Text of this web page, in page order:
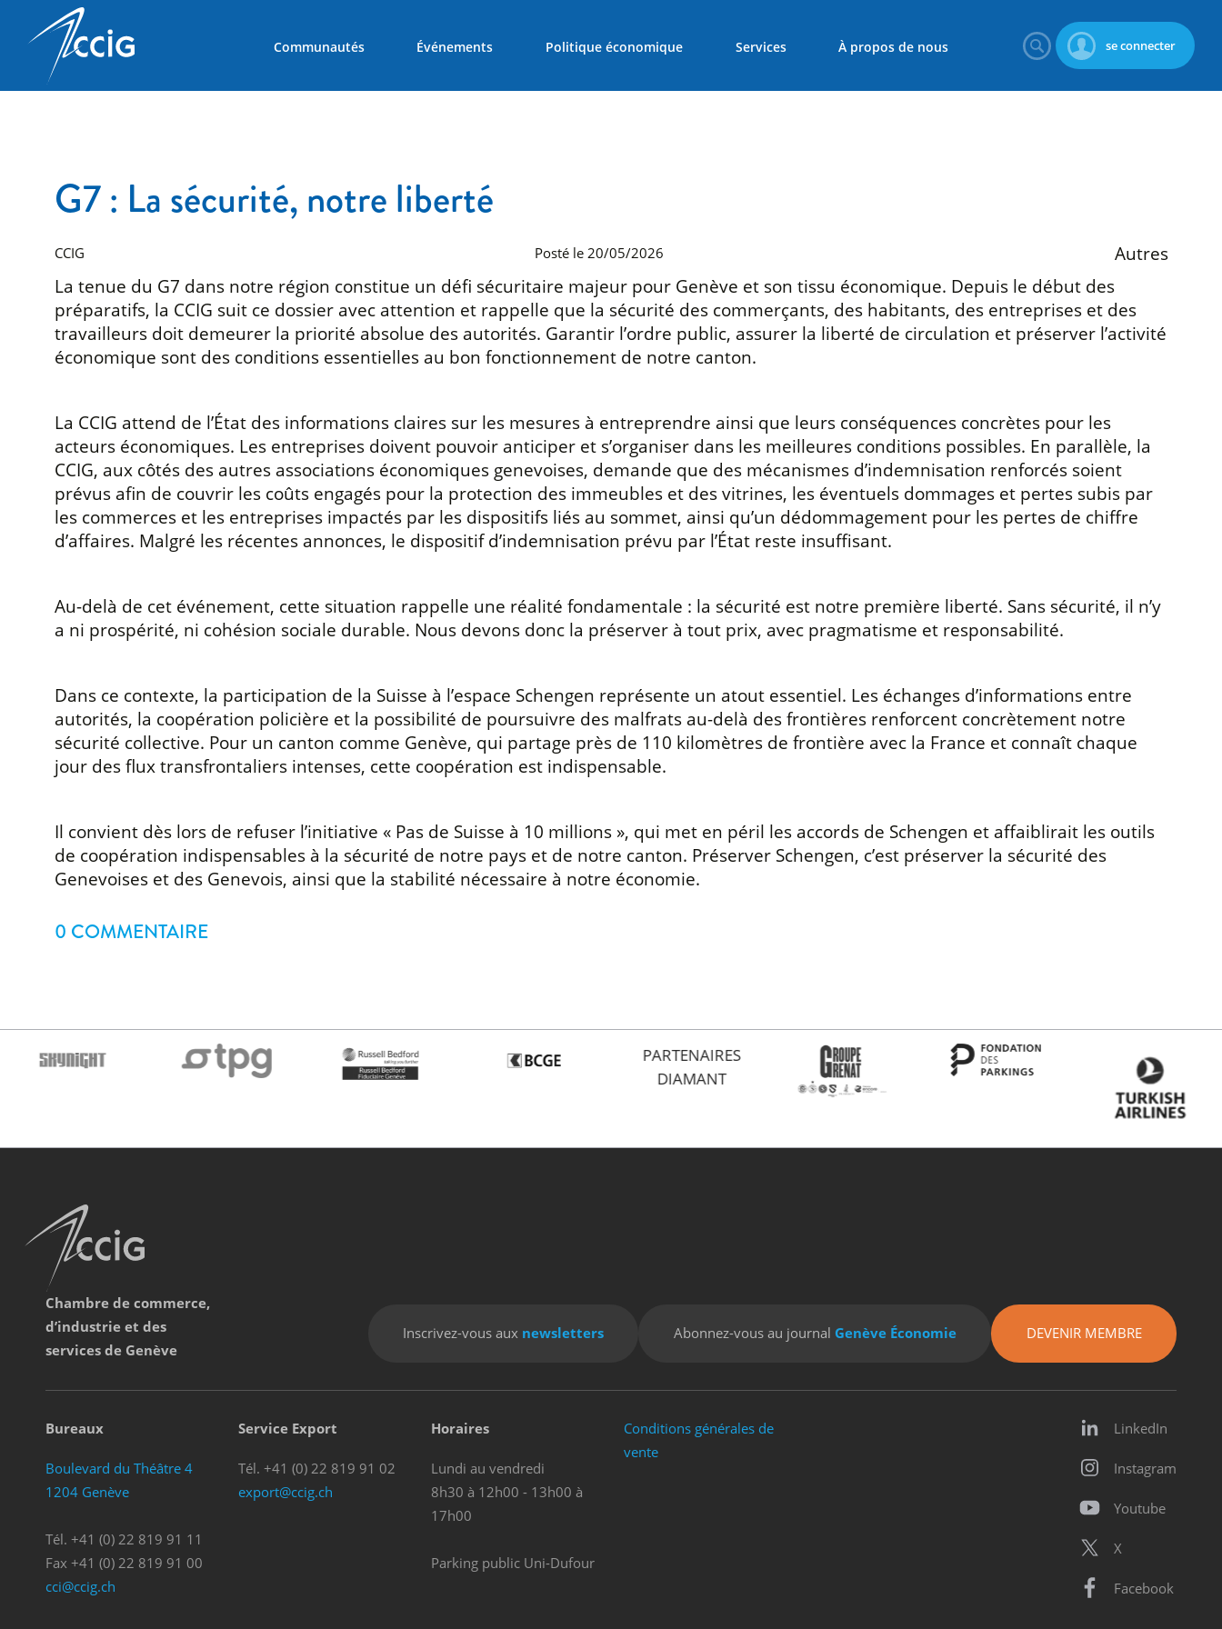
se connecter
Communautés Événements Politique économique Services À propos de nous
G7 : La sécurité, notre liberté
CCIG Posté le 20/05/2026
Autres
La tenue du G7 dans notre région constitue un défi sécuritaire majeur pour Genève et son tissu économique. Depuis le début des
préparatifs, la CCIG suit ce dossier avec attention et rappelle que la sécurité des commerçants, des habitants, des entreprises et des
travailleurs doit demeurer la priorité absolue des autorités. Garantir l’ordre public, assurer la liberté de circulation et préserver l’activité
économique sont des conditions essentielles au bon fonctionnement de notre canton.
La CCIG attend de l’État des informations claires sur les mesures à entreprendre ainsi que leurs conséquences concrètes pour les
acteurs économiques. Les entreprises doivent pouvoir anticiper et s’organiser dans les meilleures conditions possibles. En parallèle, la
CCIG, aux côtés des autres associations économiques genevoises, demande que des mécanismes d’indemnisation renforcés soient
prévus afin de couvrir les coûts engagés pour la protection des immeubles et des vitrines, les éventuels dommages et pertes subis par
les commerces et les entreprises impactés par les dispositifs liés au sommet, ainsi qu’un dédommagement pour les pertes de chiffre
d’affaires. Malgré les récentes annonces, le dispositif d’indemnisation prévu par l’État reste insuffisant.
Au-delà de cet événement, cette situation rappelle une réalité fondamentale : la sécurité est notre première liberté. Sans sécurité, il n’y
a ni prospérité, ni cohésion sociale durable. Nous devons donc la préserver à tout prix, avec pragmatisme et responsabilité.
Dans ce contexte, la participation de la Suisse à l’espace Schengen représente un atout essentiel. Les échanges d’informations entre
autorités, la coopération policière et la possibilité de poursuivre des malfrats au-delà des frontières renforcent concrètement notre
sécurité collective. Pour un canton comme Genève, qui partage près de 110 kilomètres de frontière avec la France et connaît chaque
jour des flux transfrontaliers intenses, cette coopération est indispensable.
Il convient dès lors de refuser l’initiative « Pas de Suisse à 10 millions », qui met en péril les accords de Schengen et affaiblirait les outils
de coopération indispensables à la sécurité de notre pays et de notre canton. Préserver Schengen, c’est préserver la sécurité des
Genevoises et des Genevois, ainsi que la stabilité nécessaire à notre économie.
0 COMMENTAIRE
PARTENAIRES
DIAMANT
Chambre de commerce,
d’industrie et des
services de Genève
Inscrivez-vous aux newsletters Abonnez-vous au journal Genève Économie DEVENIR MEMBRE
Bureaux
Boulevard du Théâtre 4
1204 Genève
Tél. +41 (0) 22 819 91 11
Fax +41 (0) 22 819 91 00
cci@ccig.ch
Service Export
Tél. +41 (0) 22 819 91 02
export@ccig.ch
Horaires
Lundi au vendredi
8h30 à 12h00 - 13h00 à
17h00
Parking public Uni-Dufour
Conditions générales de
vente
LinkedIn
Instagram
Youtube
X
Facebook